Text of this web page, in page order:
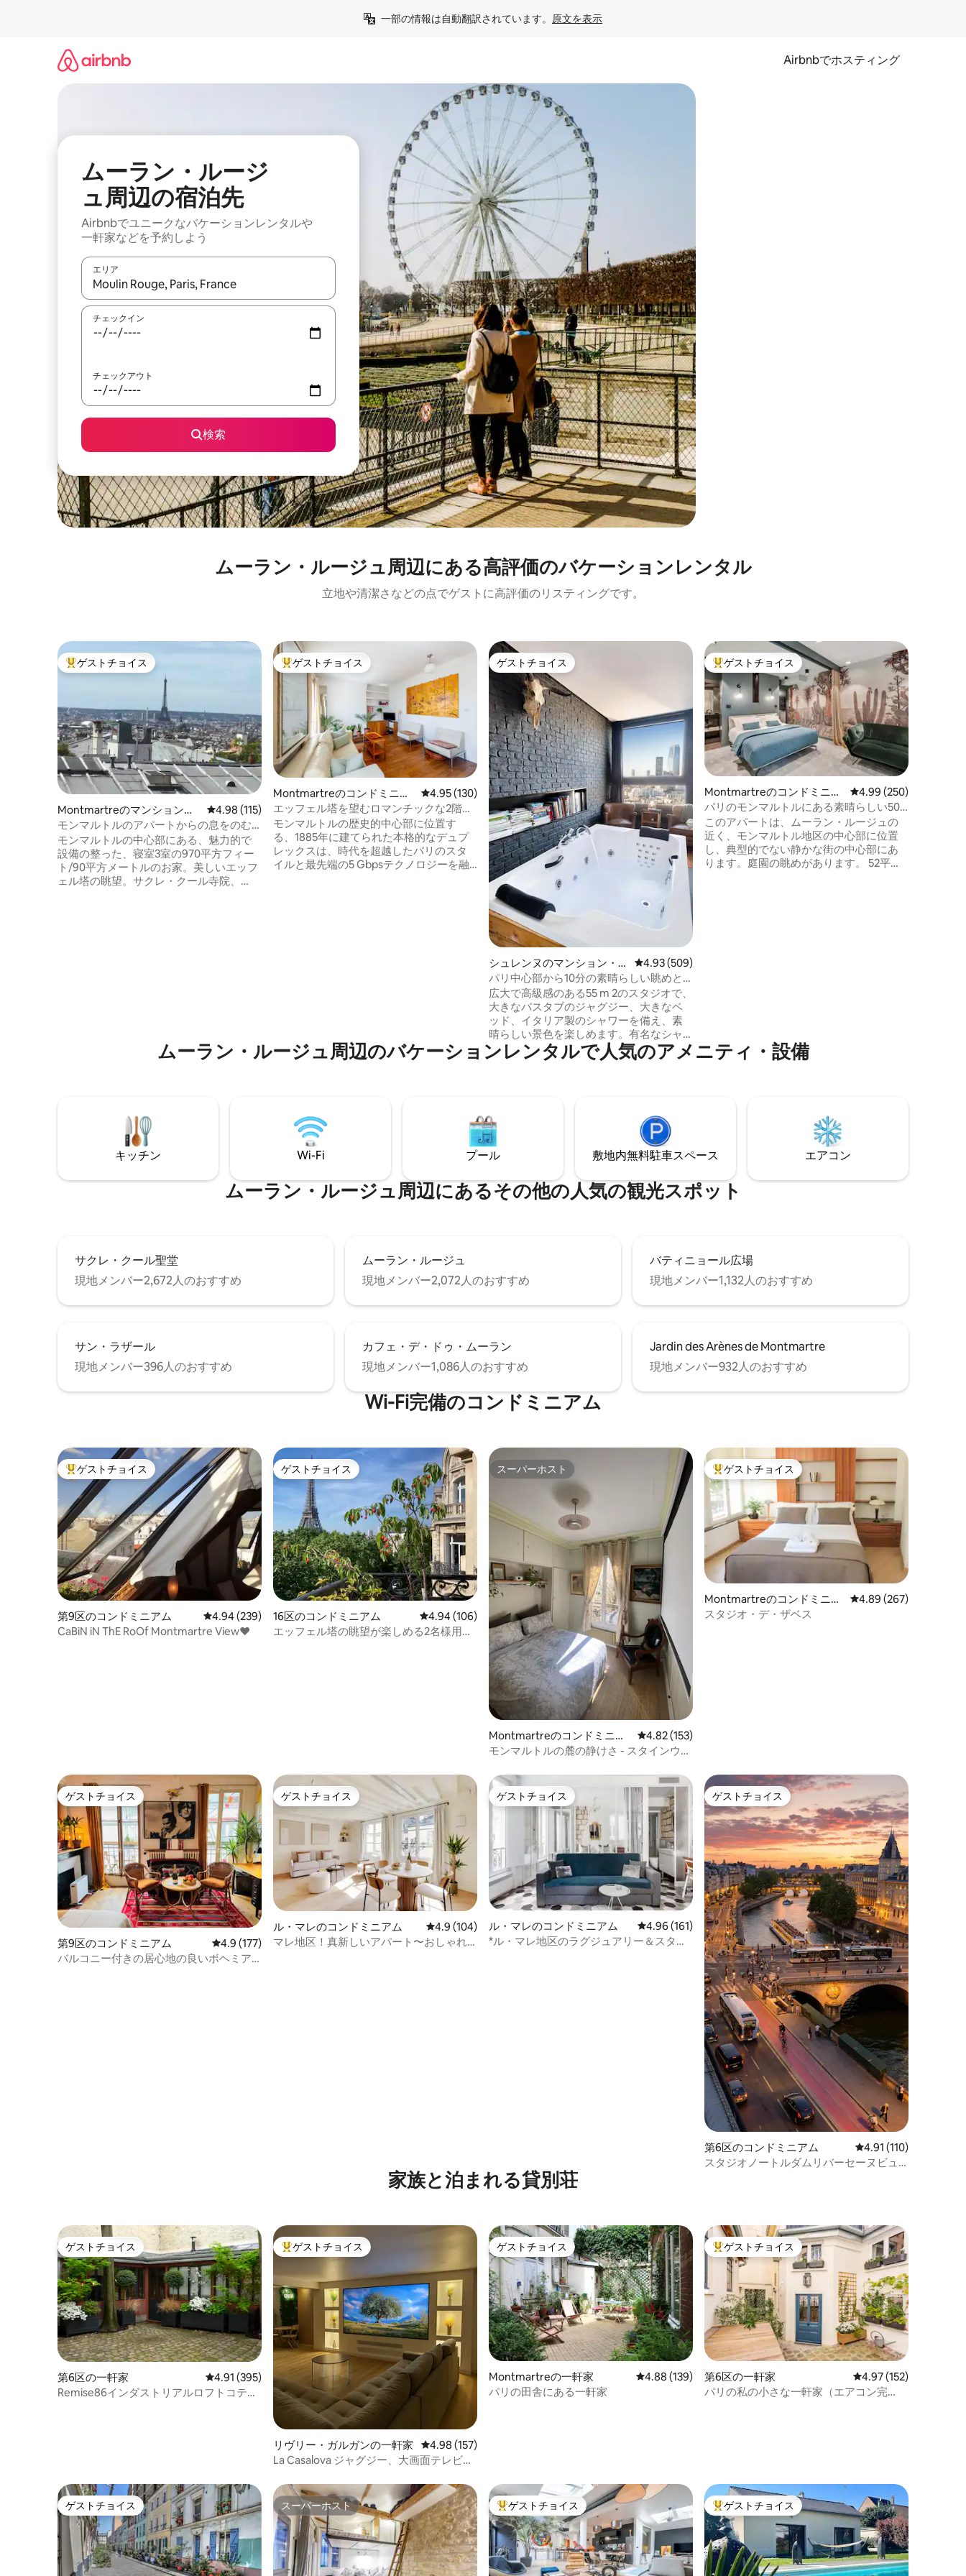
一部の情報は自動翻訳されています。 原文を表示
Airbnbでホスティング
ムーラン・ルージ
ュ⁠周⁠辺⁠の宿⁠泊⁠先
Airbnbでユニークなバ⁠ケ⁠ー⁠シ⁠ョ⁠ンレ⁠ン⁠タ⁠ルや
一⁠軒⁠家な⁠ど⁠を予⁠約⁠し⁠よ⁠う
エリア
検索結果が表示されたら、上下の矢印キーを使って移動するか、画面をタッチまたはスワイプして検索結果を確認することができます。
チェックイン
チェックアウト
検索
ムーラン・ルージュ⁠周⁠辺⁠に⁠あ⁠る高⁠評⁠価⁠のバ⁠ケ⁠ー⁠シ⁠ョ⁠ン⁠レ⁠ン⁠タ⁠ル
立地や清潔さなどの点でゲストに高評価のリスティングです。
大好評のゲストチョイスです。
ゲストチョイス
Montmartreのマンション・
アパート
レビュー115件、5つ星中4.98つ星の平均評価
4.98 (115)
モンマルトルのアパートからの息をのむ
ような眺め
モンマルトルの中心部にある、魅力的で
設備の整った、寝室3室の970平方フィー
ト/90平方メートルのお家。美しいエッフ
ェル塔の眺望。サクレ・クール寺院、
大好評のゲストチョイスです。
ゲストチョイス
Montmartreのコンドミニア
ム
レビュー130件、5つ星中4.95つ星の平均評価
4.95 (130)
エッフェル塔を望むロマンチックな2階建
て、55㎡、5GbpsのWi-Fi
モンマルトルの歴史的中心部に位置す
る、1885年に建てられた本格的なデュプ
レックスは、時代を超越したパリのスタ
イルと最先端の5 Gbpsテクノロジーを融
ゲストチョイス
ゲストチョイス
シュレンヌのマンション・ア
パート
レビュー509件、5つ星中4.93つ星の平均評価
4.93 (509)
パリ中心部から10分の素晴らしい眺めと
ジャグジー！
広大で高級感のある55 m 2のスタジオで、
大きなバスタブのジャグジー、大きなベ
ッド、イタリア製のシャワーを備え、素
晴らしい景色を楽しめます。有名なシャ
ンゼリゼ通り（パリの中心部）から10分
の静かで安全なエリアにあります。 95ユ
トの形に置かれたキャンドル（ハッピー
バースデーサインを追加することもでき
ます）が付いています。175ユーロでシャ
ンパンとイチゴのボトルが付いていま
大好評のゲストチョイスです。
ゲストチョイス
Montmartreのコンドミニア
ム
レビュー250件、5つ星
4.99 (250)
パリのモンマルトルにある素晴らしい50
平方メートルのアパート
このアパートは、ムーラン・ルージュの
近く、モンマルトル地区の中心部に位置
し、典型的でない静かな街の中心部にあ
ります。庭園の眺めがあります。 52平方
ムーラン・ルージュ⁠周⁠辺⁠のバ⁠ケ⁠ー⁠シ⁠ョ⁠ン⁠レ⁠ン⁠タ⁠ル⁠で人⁠気⁠のア⁠メ⁠ニ⁠テ⁠ィ⁠・⁠設⁠備
キッチン Wi-Fi プール 敷地内無料駐⁠車ス⁠ペ⁠ー⁠ス エアコン
ムーラン・ルージュ⁠周⁠辺⁠に⁠あ⁠るそ⁠の⁠他⁠の人⁠気⁠の観⁠光⁠ス⁠ポ⁠ッ⁠ト
サクレ・クール聖堂
現地メンバー2,672人のおすすめ
ムーラン・ルージュ
現地メンバー2,072人のおすすめ
バティニョール広場
現地メンバー1,132人のおすすめ
サン・ラザール
現地メンバー396人のおすすめ
カフェ・デ・ドゥ・ムーラン
現地メンバー1,086人のおすすめ
Jardin des Arènes de Montmartre
現地メンバー932人のおすすめ
Wi-Fi完備のコンドミニアム
大好評のゲストチョイスです。
ゲストチョイス
第9区のコンドミニアム レビュー239件、5つ星中4.94つ星の平均評価
4.94 (239)
CaBiN iN ThE RoOf Montmartre View♥
ゲストチョイス
ゲストチョイス
16区のコンドミニアム レビュー106件、5つ星中4.94つ星の平均評価
4.94 (106)
エッフェル塔の眺望が楽しめる2名様用の
スーパーホスト
スーパーホスト
Montmartreのコンドミニア
ム
レビュー153件、5つ星中4.82つ星の平均評価
4.82 (153)
モンマルトルの麓の静けさ - スタインウェ
大好評のゲストチョイスです。
ゲストチョイス
Montmartreのコンドミニア
ム
レビュー267件、5つ星
4.89 (267)
スタジオ・デ・ザベス
ゲストチョイス
ゲストチョイス
第9区のコンドミニアム レビュー177件、5つ星中4.9つ星の平均評価
4.9 (177)
バルコニー付きの居心地の良いボヘミア
ゲストチョイス
ゲストチョイス
ル・マレのコンドミニアム レビュー104件、5つ星中4.9つ星の平均評価
4.9 (104)
マレ地区！真新しいアパート〜おしゃれ
ゲストチョイス
ゲストチョイス
ル・マレのコンドミニアム レビュー161件、5つ星中4.96つ星の平均評価
4.96 (161)
*ル・マレ地区のラグジュアリー＆スタイ
ゲストチョイス
ゲストチョイス
第6区のコンドミニアム レビュー110件、5つ
4.91 (110)
スタジオノートルダムリバーセーヌビュ
家族と泊まれる貸別荘
ゲストチョイス
ゲストチョイス
第6区の一軒家 レビュー395件、5つ星中4.91つ星の平均評価
4.91 (395)
Remise86インダストリアルロフトコテー
大好評のゲストチョイスです。
ゲストチョイス
リヴリー・ガルガンの一軒家 レビュー157件、5つ星中4.98つ星の平均評価
4.98 (157)
La Casalova ジャグジー、大画面テレビ付
ゲストチョイス
ゲストチョイス
Montmartreの一軒家 レビュー139件、5つ星中4.88つ星の平均評価
4.88 (139)
パリの田舎にある一軒家
大好評のゲストチョイスです。
ゲストチョイス
第6区の一軒家 レビュー152件、5つ
4.97 (152)
パリの私の小さな一軒家（エアコン完
ゲストチョイス
ゲストチョイス スーパーホスト
スーパーホスト 大好評のゲストチョイスです。
ゲストチョイス 大好評のゲストチョイスです。
ゲストチョイス